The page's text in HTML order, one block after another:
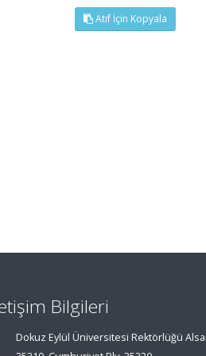
Atıf İçin Kopyala
Bilgileri
Dokuz Eylül Üniversitesi Rektörlüğü